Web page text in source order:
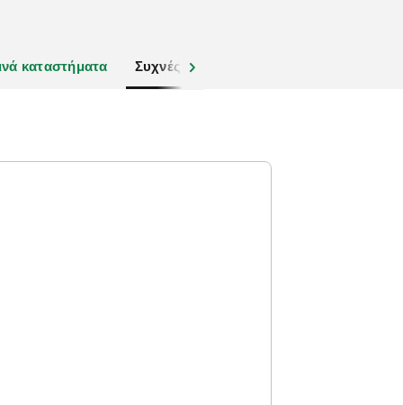
καταστήματα Συχνές ερωτήσεις